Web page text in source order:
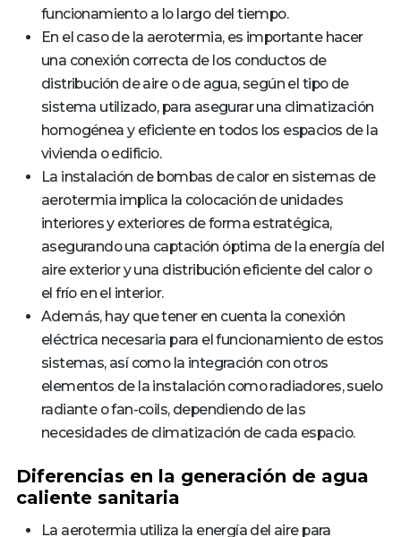
funcionamiento a lo largo del tiempo.
En el caso de la aerotermia, es importante hacer
una conexión correcta de los conductos de
distribución de aire o de agua, según el tipo de
sistema utilizado, para asegurar una climatización
homogénea y eficiente en todos los espacios de la
vivienda o edificio.
La instalación de bombas de calor en sistemas de
aerotermia implica la colocación de unidades
interiores y exteriores de forma estratégica,
asegurando una captación óptima de la energía del
aire exterior y una distribución eficiente del calor o
el frío en el interior.
Además, hay que tener en cuenta la conexión
eléctrica necesaria para el funcionamiento de estos
sistemas, así como la integración con otros
elementos de la instalación como radiadores, suelo
radiante o fan-coils, dependiendo de las
necesidades de climatización de cada espacio.
Diferencias en la generación de agua
caliente sanitaria
La aerotermia utiliza la energía del aire para